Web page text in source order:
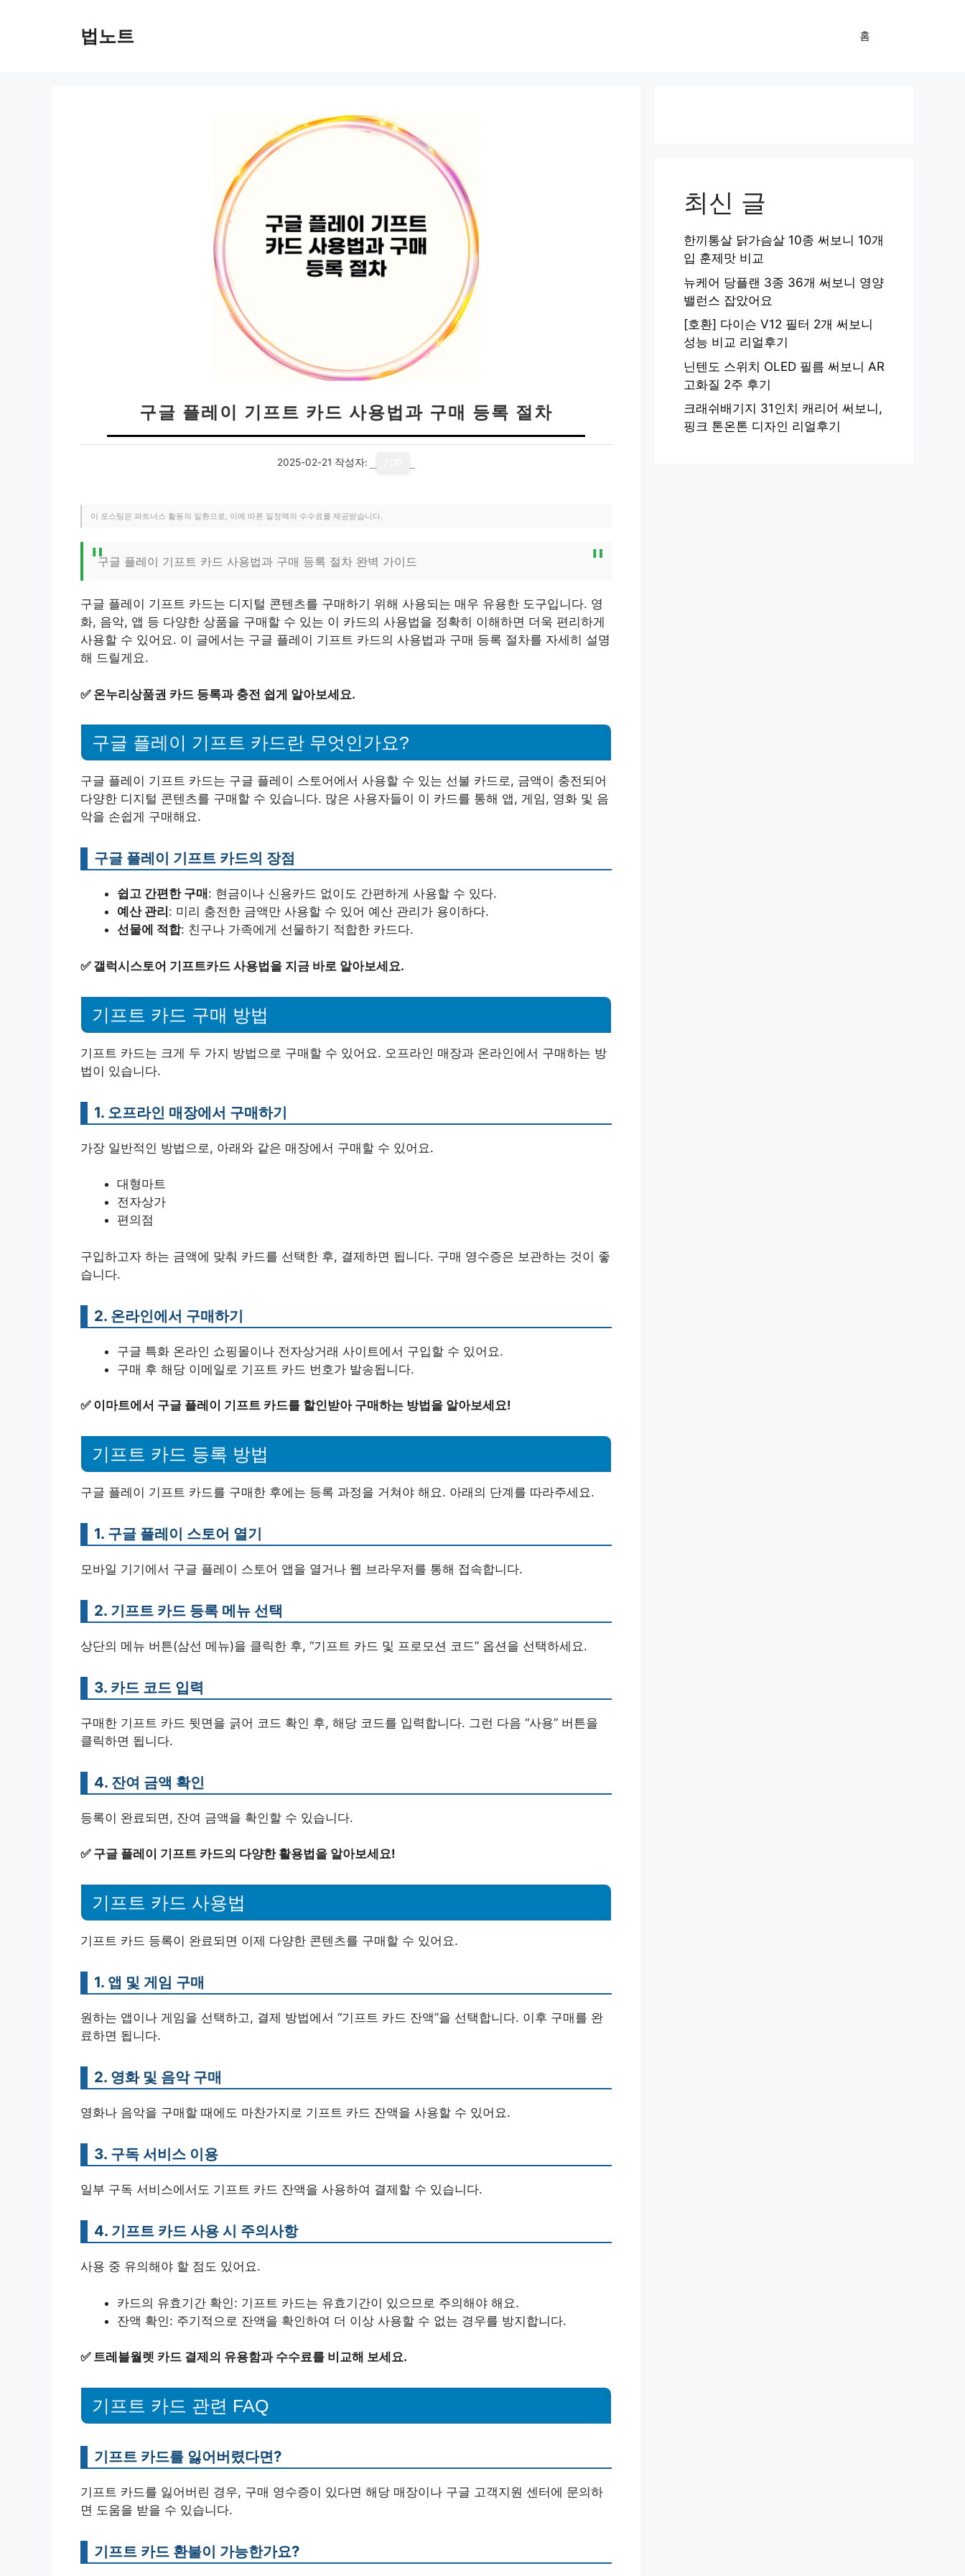
법노트 홈
구글 플레이 기프트 카드 사용법과 구매 등록 절차
2025-02-21 작성자:
이 포스팅은 파트너스 활동의 일환으로, 이에 따른 일정액의 수수료를 제공받습니다.
구글 플레이 기프트 카드 사용법과 구매 등록 절차 완벽 가이드
구글 플레이 기프트 카드는 디지털 콘텐츠를 구매하기 위해 사용되는 매우 유용한 도구입니다. 영
화, 음악, 앱 등 다양한 상품을 구매할 수 있는 이 카드의 사용법을 정확히 이해하면 더욱 편리하게
사용할 수 있어요. 이 글에서는 구글 플레이 기프트 카드의 사용법과 구매 등록 절차를 자세히 설명
해 드릴게요.
✅ 온누리상품권 카드 등록과 충전 쉽게 알아보세요.
구글 플레이 기프트 카드란 무엇인가요?
구글 플레이 기프트 카드는 구글 플레이 스토어에서 사용할 수 있는 선불 카드로, 금액이 충전되어
다양한 디지털 콘텐츠를 구매할 수 있습니다. 많은 사용자들이 이 카드를 통해 앱, 게임, 영화 및 음
악을 손쉽게 구매해요.
구글 플레이 기프트 카드의 장점
쉽고 간편한 구매 : 현금이나 신용카드 없이도 간편하게 사용할 수 있다.
예산 관리 : 미리 충전한 금액만 사용할 수 있어 예산 관리가 용이하다.
선물에 적합: 친구나 가족에게 선물하기 적합한 카드다.
✅ 갤럭시스토어 기프트카드 사용법을 지금 바로 알아보세요.
기프트 카드 구매 방법
기프트 카드는 크게 두 가지 방법으로 구매할 수 있어요. 오프라인 매장과 온라인에서 구매하는 방
법이 있습니다.
1. 오프라인 매장에서 구매하기
가장 일반적인 방법으로, 아래와 같은 매장에서 구매할 수 있어요.
대형마트
전자상가
편의점
구입하고자 하는 금액에 맞춰 카드를 선택한 후, 결제하면 됩니다. 구매 영수증은 보관하는 것이 좋
습니다.
2. 온라인에서 구매하기
구글 특화 온라인 쇼핑몰이나 전자상거래 사이트에서 구입할 수 있어요.
구매 후 해당 이메일로 기프트 카드 번호가 발송됩니다.
✅ 이마트에서 구글 플레이 기프트 카드를 할인받아 구매하는 방법을 알아보세요!
기프트 카드 등록 방법
구글 플레이 기프트 카드를 구매한 후에는 등록 과정을 거쳐야 해요. 아래의 단계를 따라주세요.
1. 구글 플레이 스토어 열기
모바일 기기에서 구글 플레이 스토어 앱을 열거나 웹 브라우저를 통해 접속합니다.
2. 기프트 카드 등록 메뉴 선택
상단의 메뉴 버튼(삼선 메뉴)을 클릭한 후, “기프트 카드 및 프로모션 코드” 옵션을 선택하세요.
3. 카드 코드 입력
구매한 기프트 카드 뒷면을 긁어 코드 확인 후, 해당 코드를 입력합니다. 그런 다음 “사용” 버튼을
클릭하면 됩니다.
4. 잔여 금액 확인
등록이 완료되면, 잔여 금액을 확인할 수 있습니다.
✅ 구글 플레이 기프트 카드의 다양한 활용법을 알아보세요!
기프트 카드 사용법
기프트 카드 등록이 완료되면 이제 다양한 콘텐츠를 구매할 수 있어요.
1. 앱 및 게임 구매
원하는 앱이나 게임을 선택하고, 결제 방법에서 “기프트 카드 잔액”을 선택합니다. 이후 구매를 완
료하면 됩니다.
2. 영화 및 음악 구매
영화나 음악을 구매할 때에도 마찬가지로 기프트 카드 잔액을 사용할 수 있어요.
3. 구독 서비스 이용
일부 구독 서비스에서도 기프트 카드 잔액을 사용하여 결제할 수 있습니다.
4. 기프트 카드 사용 시 주의사항
사용 중 유의해야 할 점도 있어요.
카드의 유효기간 확인: 기프트 카드는 유효기간이 있으므로 주의해야 해요.
잔액 확인: 주기적으로 잔액을 확인하여 더 이상 사용할 수 없는 경우를 방지합니다.
✅ 트레블월렛 카드 결제의 유용함과 수수료를 비교해 보세요.
기프트 카드 관련 FAQ
기프트 카드를 잃어버렸다면?
기프트 카드를 잃어버린 경우, 구매 영수증이 있다면 해당 매장이나 구글 고객지원 센터에 문의하
면 도움을 받을 수 있습니다.
기프트 카드 환불이 가능한가요?
최신 글
한끼통살 닭가슴살 10종 써보니 10개
입 훈제맛 비교
뉴케어 당플랜 3종 36개 써보니 영양
밸런스 잡았어요
[호환] 다이슨 V12 필터 2개 써보니
성능 비교 리얼후기
닌텐도 스위치 OLED 필름 써보니 AR
고화질 2주 후기
크래쉬배기지 31인치 캐리어 써보니,
핑크 톤온톤 디자인 리얼후기